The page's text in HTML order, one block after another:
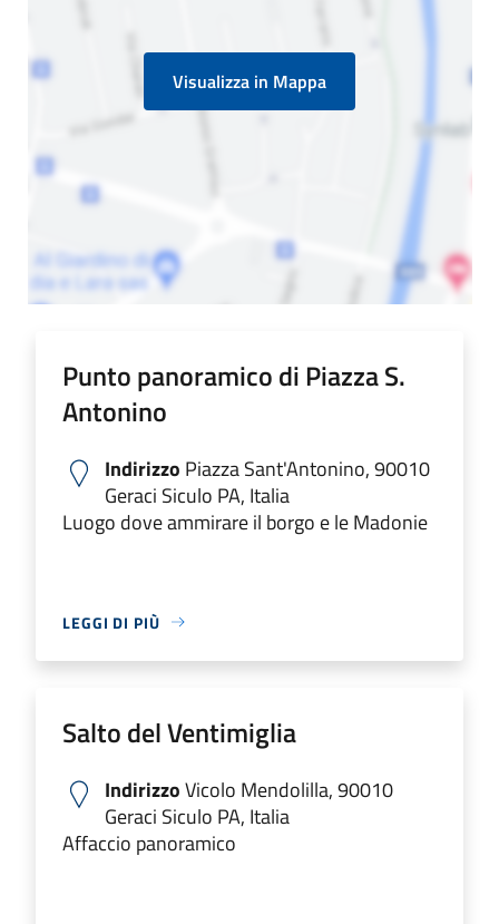
Visualizza in Mappa
Punto panoramico di Piazza S.
Antonino
Indirizzo Piazza Sant'Antonino, 90010
Geraci Siculo PA, Italia
Luogo dove ammirare il borgo e le Madonie
LEGGI DI PIÙ
Salto del Ventimiglia
IndirizzoVicolo Mendolilla, 90010
Geraci Siculo PA, Italia
Affaccio panoramico